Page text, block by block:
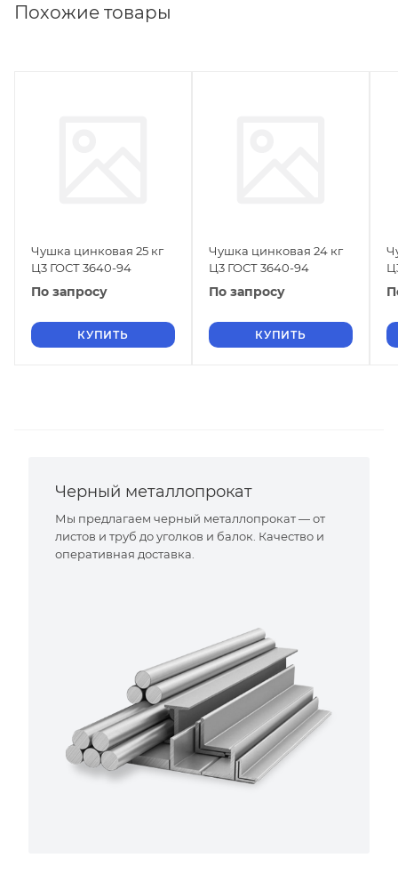
Похожие товары
Чушка цинковая 25 кг
Ц3 ГОСТ 3640-94
По запросу
КУПИТЬ
Чушка цинковая 24 кг
Ц3 ГОСТ 3640-94
По запросу
КУПИТЬ
Черный металлопрокат
Мы предлагаем черный металлопрокат — от
листов и труб до уголков и балок. Качество и
оперативная доставка.